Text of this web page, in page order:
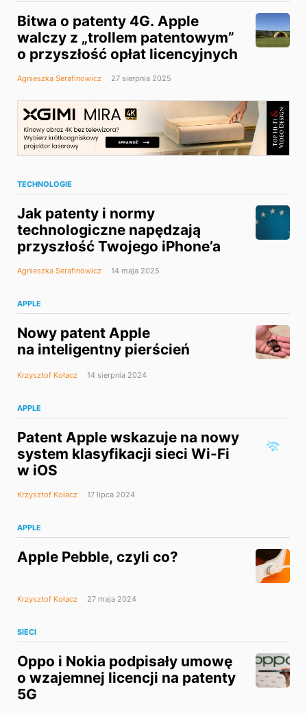
Bitwa o patenty 4G. Apple
walczy z „trollem patentowym”
o przyszłość opłat licencyjnych
Agnieszka Serafinowicz 27 sierpnia 2025
TECHNOLOGIE
Jak patenty i normy
technologiczne napędzają
przyszłość Twojego iPhone’a
Agnieszka Serafinowicz 14 maja 2025
APPLE
Nowy patent Apple
na inteligentny pierścień
Krzysztof Kołacz 14 sierpnia 2024
APPLE
Patent Apple wskazuje na nowy
system klasyfikacji sieci Wi-Fi
w iOS
Krzysztof Kołacz 17 lipca 2024
APPLE
Apple Pebble, czyli co?
Krzysztof Kołacz 27 maja 2024
SIECI
Oppo i Nokia podpisały umowę
o wzajemnej licencji na patenty
5G